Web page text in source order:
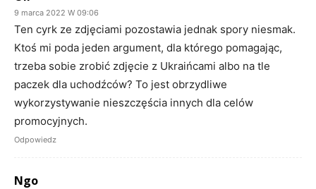
9 marca 2022 W 09:06
Ten cyrk ze zdjęciami pozostawia jednak spory niesmak.
Ktoś mi poda jeden argument, dla którego pomagając,
trzeba sobie zrobić zdjęcie z Ukraińcami albo na tle
paczek dla uchodźców? To jest obrzydliwe
wykorzystywanie nieszczęścia innych dla celów
promocyjnych.
Odpowiedz
Ngo